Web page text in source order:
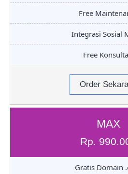
Free
Integrasi Sosial
Free
Order
MAX
Rp.
Gratis Domain